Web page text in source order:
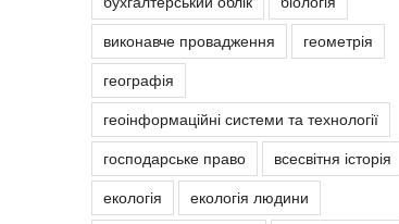
виконавче провадження
геометрія
географія
геоінформаційні системи та технології
господарське право
всесвітня історія
екологія
екологія людини